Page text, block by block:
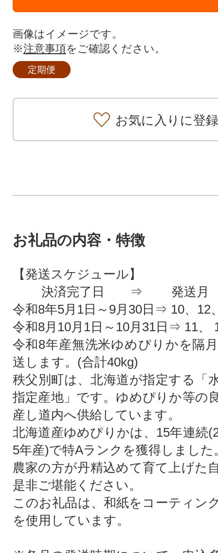
画像はイメージです。
※注意事項をご確認ください。
定期便
お気に入りに登録
お礼品の内容・特徴
【発送スケジュール】
決済完了日 ⇒ 発送月
令和8年5月1日～9月30日⇒ 10、12
令和8月10月1日～10月31日⇒ 11、
令和8年産無洗米ゆめぴりかを隔
送します。(合計40kg)
秩父別町は、北海道が指定する「
指定産地」です。ゆめぴりか等の
産し道内へ供給しています。
北海道産ゆめぴりかは、15年連続
5年産)で特Aランクを獲得しました
農家の方が丹精込めて育て上げた
是非ご堪能ください。
このお礼品は、和紙をコーティン
を使用しています。